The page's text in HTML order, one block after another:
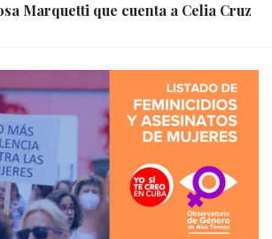
Marquetti que cuenta a Celia Cruz